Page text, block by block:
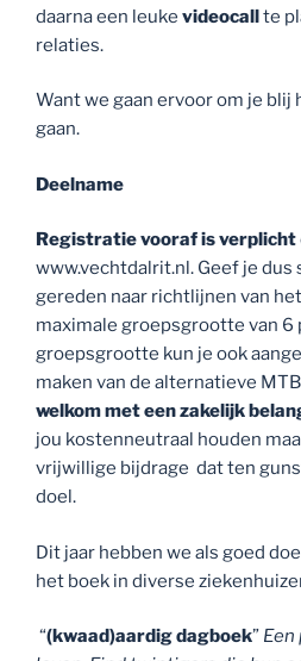
daarna een leuke videocallte
relaties.
Want we gaan ervoor om je blij
gaan.
Deelname
Registratie vooraf is verplicht
www.vechtdalrit.nl. Geef je dus
gereden naar richtlijnen van
maximale groepsgrootte van 6
groepsgrootte kun je ook
maken van de alternatieve
welkommet een zakelijk
jou kostenneutraal houden
vrijwillige bijdrage dat ten
doel.
Dit jaar hebben we als goed
het boek in diverse
“(kwaad)aardig dagboek”